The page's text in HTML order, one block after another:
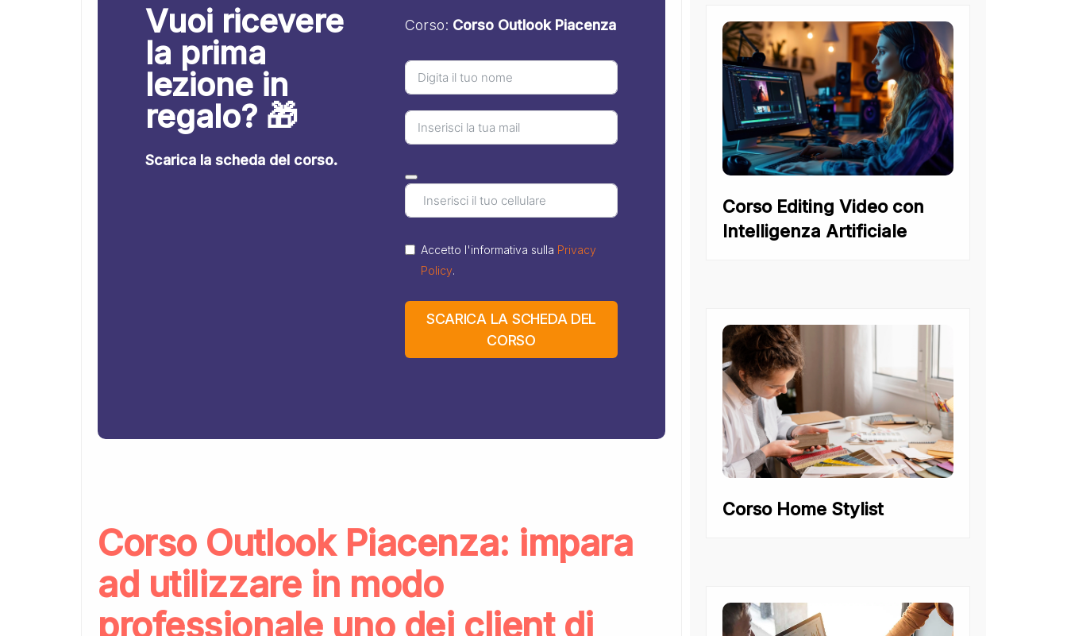
Vuoi ricevere
la prima
lezione in
regalo? 🎁
Scarica la scheda del corso.
Corso: Corso Outlook Piacenza
Accetto l'informativa sulla Privacy
Policy.
SCARICA LA SCHEDA DEL
CORSO
Corso Outlook Piacenza: impara
ad utilizzare in modo
professionale uno dei client di
Corso Editing Video con
Intelligenza Artificiale
Corso Home Stylist